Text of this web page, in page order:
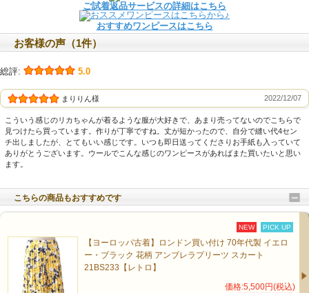
ご試着返品サービスの詳細はこちら
おすすめワンピースはこちら
お客様の声（1件）
総評: 5.0
まりりん様 2022/12/07
こういう感じのリカちゃんが着るような服が大好きで、あまり売ってないのでこちらで
見つけたら買っています。作りが丁寧ですね。丈が短かったので、自分で縫い代4セン
チ出しましたが、とてもいい感じです。いつも即日送ってくださりお手紙も入っていて
ありがとうございます。ウールでこんな感じのワンピースがあればまた買いたいと思い
ます。
こちらの商品もおすすめです
NEW PICK UP
【ヨーロッパ古着】ロンドン買い付け 70年代製 イエロ
ー・ブラック 花柄 アンブレラプリーツ スカート
21BS233【レトロ】
価格:5,500円(税込)